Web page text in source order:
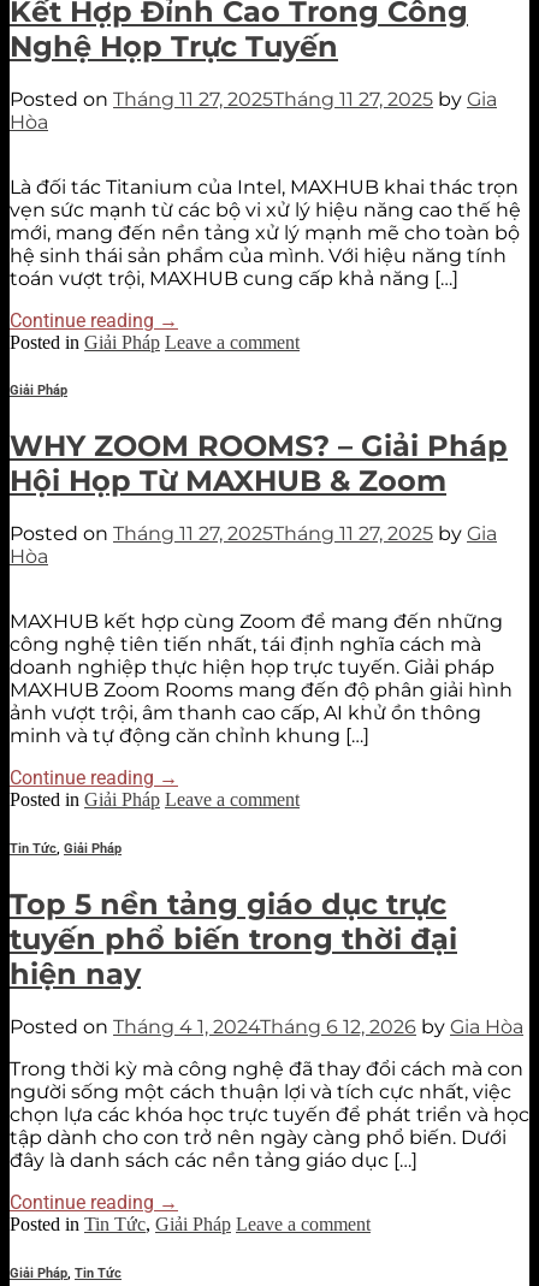
Kết Hợp Đỉnh Cao Trong Công
Nghệ Họp Trực Tuyến
Posted on Tháng 11 27, 2025Tháng 11 27, 2025 by Gia
Hòa
Là đối tác Titanium của Intel, MAXHUB khai thác trọn
vẹn sức mạnh từ các bộ vi xử lý hiệu năng cao thế hệ
mới, mang đến nền tảng xử lý mạnh mẽ cho toàn bộ
hệ sinh thái sản phẩm của mình. Với hiệu năng tính
toán vượt trội, MAXHUB cung cấp khả năng […]
Continue reading →
Posted in Giải Pháp Leave a comment
Giải Pháp
WHY ZOOM ROOMS? – Giải Pháp
Hội Họp Từ MAXHUB & Zoom
Posted on Tháng 11 27, 2025Tháng 11 27, 2025 by Gia
Hòa
MAXHUB kết hợp cùng Zoom để mang đến những
công nghệ tiên tiến nhất, tái định nghĩa cách mà
doanh nghiệp thực hiện họp trực tuyến. Giải pháp
MAXHUB Zoom Rooms mang đến độ phân giải hình
ảnh vượt trội, âm thanh cao cấp, AI khử ồn thông
minh và tự động căn chỉnh khung […]
Continue reading →
Posted in Giải Pháp Leave a comment
Tin Tức, Giải Pháp
Top 5 nền tảng giáo dục trực
tuyến phổ biến trong thời đại
hiện nay
Posted on Tháng 4 1, 2024Tháng 6 12, 2026 by Gia Hòa
Trong thời kỳ mà công nghệ đã thay đổi cách mà con
người sống một cách thuận lợi và tích cực nhất, việc
chọn lựa các khóa học trực tuyến để phát triển và học
tập dành cho con trở nên ngày càng phổ biến. Dưới
đây là danh sách các nền tảng giáo dục […]
Continue reading →
Posted in Tin Tức, Giải Pháp Leave a comment
Giải Pháp, Tin Tức